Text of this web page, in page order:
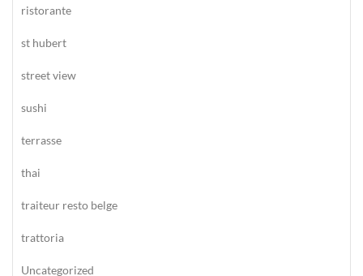
ristorante
st hubert
street view
sushi
terrasse
thai
traiteur resto belge
trattoria
Uncategorized